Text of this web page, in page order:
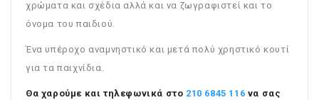
χρώματα και σχέδια αλλά και να ζωγραφιστεί και το
όνομα του παιδιού.
Ένα υπέροχο αναμνηστικό και μετά πολύ χρηστικό κουτί
για τα παιχνίδια.
Θα χαρούμε και τηλεφωνικά στο 210 6845 116 να σας